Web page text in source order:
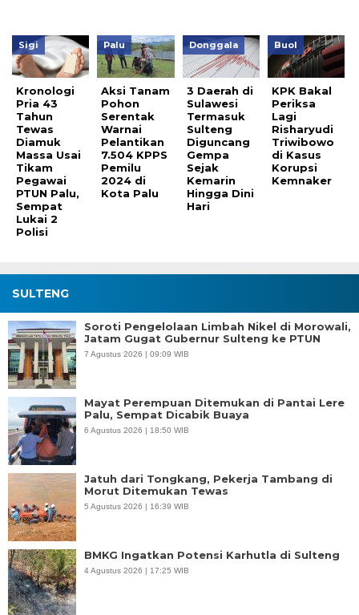
Sigi
Kronologi
Pria 43
Tahun
Tewas
Diamuk
Massa Usai
Tikam
Pegawai
PTUN Palu,
Sempat
Lukai 2
Polisi
Palu
Aksi Tanam
Pohon
Serentak
Warnai
Pelantikan
7.504 KPPS
Pemilu
2024 di
Kota Palu
Donggala
3 Daerah di
Sulawesi
Termasuk
Sulteng
Diguncang
Gempa
Sejak
Kemarin
Hingga Dini
Hari
Buol
KPK Bakal
Periksa
Lagi
Risharyudi
Triwibowo
di Kasus
Korupsi
Kemnaker
SULTENG
Soroti Pengelolaan Limbah Nikel di Morowali,
Jatam Gugat Gubernur Sulteng ke PTUN
7 Agustus 2026 | 09:09 WIB
Mayat Perempuan Ditemukan di Pantai Lere
Palu, Sempat Dicabik Buaya
6 Agustus 2026 | 18:50 WIB
Jatuh dari Tongkang, Pekerja Tambang di
Morut Ditemukan Tewas
5 Agustus 2026 | 16:39 WIB
BMKG Ingatkan Potensi Karhutla di Sulteng
4 Agustus 2026 | 17:25 WIB